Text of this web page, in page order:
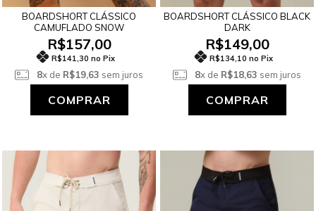
BOARDSHORT CLÁSSICO
CAMUFLADO SNOW
R$157,00
R$141,30 no Pix
8x de R$19,63 sem juros
COMPRAR
BOARDSHORT CLÁSSICO BLACK
DARK
R$149,00
R$134,10 no Pix
8x de R$18,63 sem juros
COMPRAR